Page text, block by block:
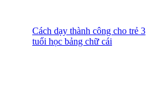
Cách dạy thành công cho trẻ 3
tuổi học bảng chữ cái